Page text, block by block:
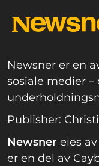
Newsner er en
sosiale medier
Publisher:
Newsner eies av
er en del av